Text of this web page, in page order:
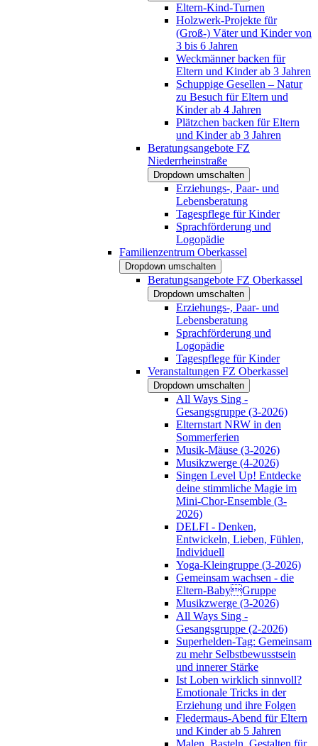
Eltern-Kind-Turnen
Holzwerk-Projekte für
(Groß-) Väter und Kinder von
3 bis 6 Jahren
Weckmänner backen für
Eltern und Kinder ab 3 Jahren
Schuppige Gesellen – Natur
zu Besuch für Eltern und
Kinder ab 4 Jahren
Plätzchen backen für Eltern
und Kinder ab 3 Jahren
Beratungsangebote FZ
Niederrheinstraße
Dropdown umschalten
Erziehungs-, Paar- und
Lebensberatung
Tagespflege für Kinder
Sprachförderung und
Logopädie
Familienzentrum Oberkassel
Dropdown umschalten
Beratungsangebote FZ Oberkassel
Dropdown umschalten
Erziehungs-, Paar- und
Lebensberatung
Sprachförderung und
Logopädie
Tagespflege für Kinder
Veranstaltungen FZ Oberkassel
Dropdown umschalten
All Ways Sing -
Gesangsgruppe (3-2026)
Elternstart NRW in den
Sommerferien
Musik-Mäuse (3-2026)
Musikzwerge (4-2026)
Singen Level Up! Entdecke
deine stimmliche Magie im
Mini-Chor-Ensemble (3-
2026)
DELFI - Denken,
Entwickeln, Lieben, Fühlen,
Individuell
Yoga-Kleingruppe (3-2026)
Gemeinsam wachsen - die
Eltern-BabyGruppe
Musikzwerge (3-2026)
All Ways Sing -
Gesangsgruppe (2-2026)
Superhelden-Tag: Gemeinsam
zu mehr Selbstbewusstsein
und innerer Stärke
Ist Loben wirklich sinnvoll?
Emotionale Tricks in der
Erziehung und ihre Folgen
Fledermaus-Abend für Eltern
und Kinder ab 5 Jahren
Malen, Basteln, Gestalten für